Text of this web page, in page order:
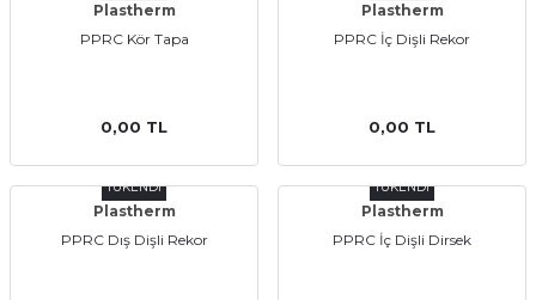
Plastherm
PPRC Kör Tapa
0,00 TL
Plastherm
PPRC İç Dişli Rekor
0,00 TL
TÜKENDİ
Plastherm
PPRC Dış Dişli Rekor
TÜKENDİ
Plastherm
PPRC İç Dişli Dirsek